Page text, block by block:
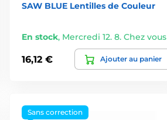
SAW BLUE Lentilles de Couleur
En stock, Mercredi 12. 8. Chez vous
16,12 € Ajouter au panier
Sans correction